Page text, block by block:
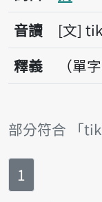
音讀
文 tik
釋義
（單
部分符合 「
第
1